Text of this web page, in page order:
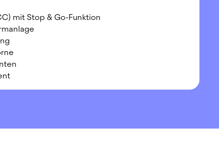
mit Stop & Go-Funktion